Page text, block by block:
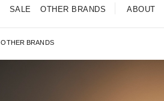
SALE OTHER BRANDS ABOUT
OTHER BRANDS